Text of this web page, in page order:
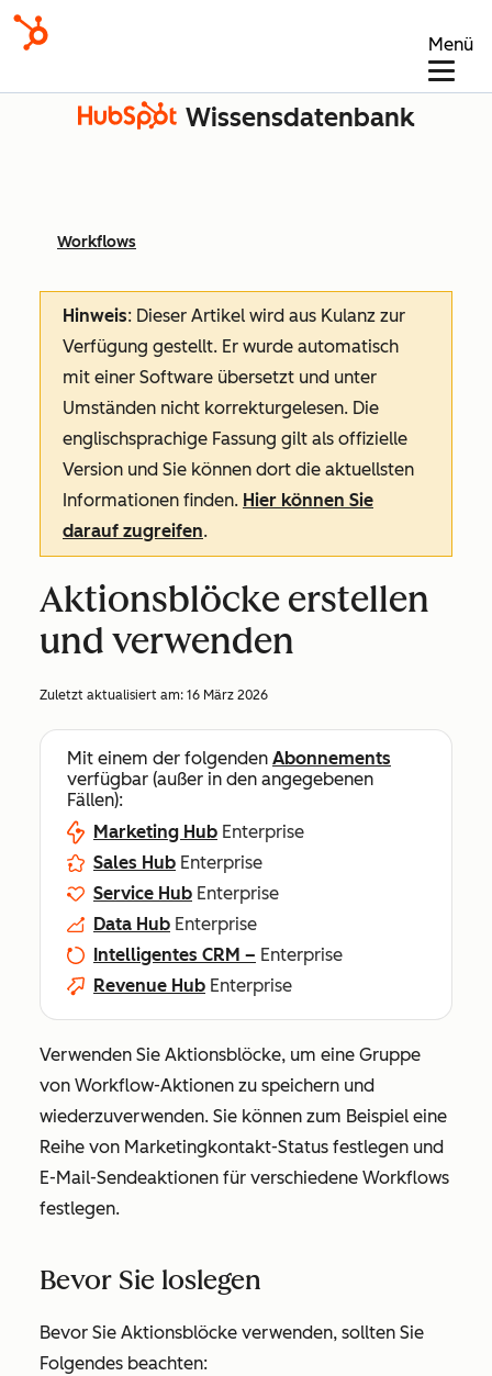
Menü
Wissensdatenbank
Workflows
Hinweis: Dieser Artikel wird aus Kulanz zur
Verfügung gestellt. Er wurde automatisch
mit einer Software übersetzt und unter
Umständen nicht korrekturgelesen. Die
englischsprachige Fassung gilt als offizielle
Version und Sie können dort die aktuellsten
Informationen finden. Hier können Sie
darauf zugreifen.
Aktionsblöcke erstellen
und verwenden
Zuletzt aktualisiert am: 16 März 2026
Mit einem der folgenden Abonnements
verfügbar (außer in den angegebenen
Fällen):
Marketing Hub Enterprise
Sales Hub Enterprise
Service Hub Enterprise
Data Hub Enterprise
Intelligentes CRM – Enterprise
Revenue Hub Enterprise
Verwenden Sie Aktionsblöcke, um eine Gruppe
von Workflow-Aktionen zu speichern und
wiederzuverwenden. Sie können zum Beispiel eine
Reihe von Marketingkontakt-Status festlegen und
E-Mail-Sendeaktionen für verschiedene Workflows
festlegen.
Bevor Sie loslegen
Bevor Sie Aktionsblöcke verwenden, sollten Sie
Folgendes beachten: